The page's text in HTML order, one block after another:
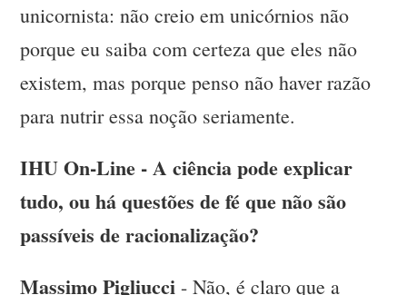
unicornista: não creio em unicórnios não
porque eu saiba com certeza que eles não
existem, mas porque penso não haver razão
para nutrir essa noção seriamente.
IHU On-Line - A ciência pode explicar
tudo, ou há questões de fé que não são
passíveis de racionalização?
Massimo Pigliucci - Não, é claro que a